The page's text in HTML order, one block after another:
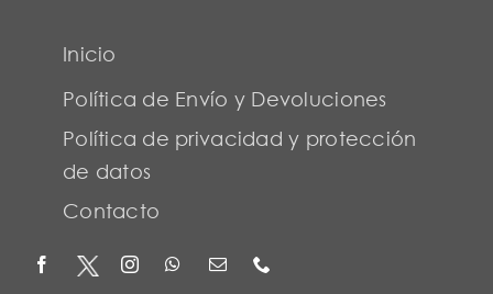
Inicio
Política de Envío y Devoluciones
Política de privacidad y protección
de datos
Contacto